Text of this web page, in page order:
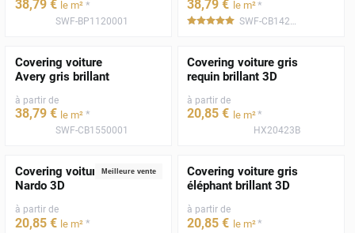
38,79 € le m² *
SWF-BP1120001
38,79 € le m²*
*****
Covering voiture
Avery gris brillant
à partir de
38,79 € le m² *
SWF-CB1550001
Covering voiture gris
requin brillant 3D
à partir de
20,85 € le m²*
HX20423B
Meilleure vente
Covering voiture gris
Nardo 3D
à partir de
20,85 € le m² *
Covering voiture gris
éléphant brillant 3D
à partir de
20,85 € le m²*